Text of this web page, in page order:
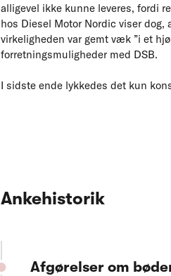
alligevel ikke kunne leveres, fordi
hos Diesel Motor Nordic viser
virkeligheden var gemt væk ”i et
forretningsmuligheder med DSB.
I sidste ende lykkedes det kun
Ankehistorik
Afgørelser om